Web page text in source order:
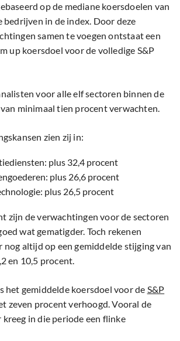
op de mediane koersdoelen van
bedrijven in de index. Door deze
samen te voegen ontstaat een
up koersdoel voor de volledige S&P
voor alle elf sectoren binnen de
minimaal tien procent verwachten.
zien zij in:
plus 32,4 procent
plus 26,6 procent
plus 26,5 procent
zijn de verwachtingen voor de sectoren
wat gematigder. Toch rekenen
nog altijd op een gemiddelde stijging van
en 10,5 procent.
het gemiddelde koersdoel voor de S&P
zeven procent verhoogd. Vooral de
in die periode een flinke